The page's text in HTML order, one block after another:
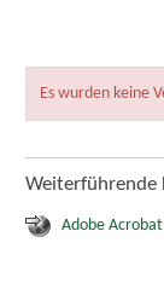
Es wurden keine
Weiterführende
Adobe